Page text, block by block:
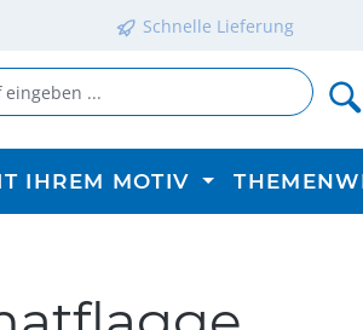
Schnelle Lieferung
IHREM MOTIV